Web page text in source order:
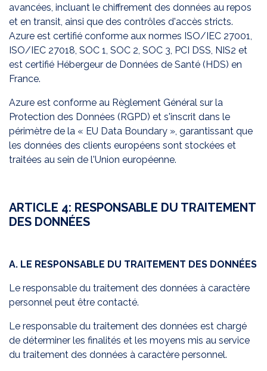
avancées, incluant le chiffrement des données au repos
et en transit, ainsi que des contrôles d'accès stricts.
Azure est certifié conforme aux normes ISO/IEC 27001,
ISO/IEC 27018, SOC 1, SOC 2, SOC 3, PCI DSS, NIS2 et
est certifié Hébergeur de Données de Santé (HDS) en
France.
Azure est conforme au Règlement Général sur la
Protection des Données (RGPD) et s'inscrit dans le
périmètre de la « EU Data Boundary », garantissant que
les données des clients européens sont stockées et
traitées au sein de l'Union européenne.
ARTICLE 4: RESPONSABLE DU TRAITEMENT
DES DONNÉES
A. LE RESPONSABLE DU TRAITEMENT DES DONNÉES
Le responsable du traitement des données à caractère
personnel peut être contacté.
Le responsable du traitement des données est chargé
de déterminer les finalités et les moyens mis au service
du traitement des données à caractère personnel.